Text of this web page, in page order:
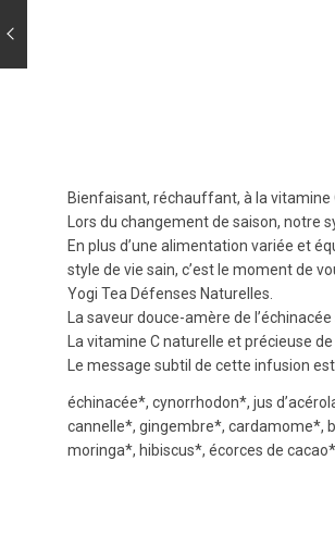
Bienfaisant, réchauffant, à la vitamine
Lors du changement de saison, notre
En plus d’une alimentation variée et
style de vie sain, c’est le moment de
Yogi Tea Défenses Naturelles.
La saveur douce-amère de
La vitamine C naturelle et précieuse
Le message subtil de cette infusion
échinacée*, cynorrhodon*, jus
cannelle*, gingembre*, cardamome*,
moringa*, hibiscus*, écorces de